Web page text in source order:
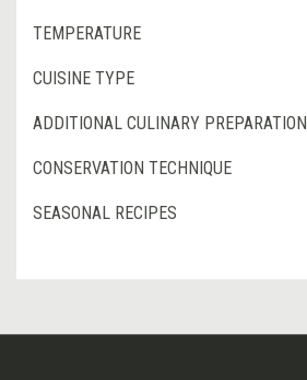
TEMPERATURE
CUISINE TYPE
ADDITIONAL CULINARY PREPARATION
CONSERVATION TECHNIQUE
SEASONAL RECIPES